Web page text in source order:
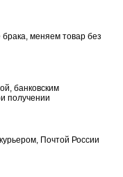
меняем товар без
банковским
получении
Почтой России